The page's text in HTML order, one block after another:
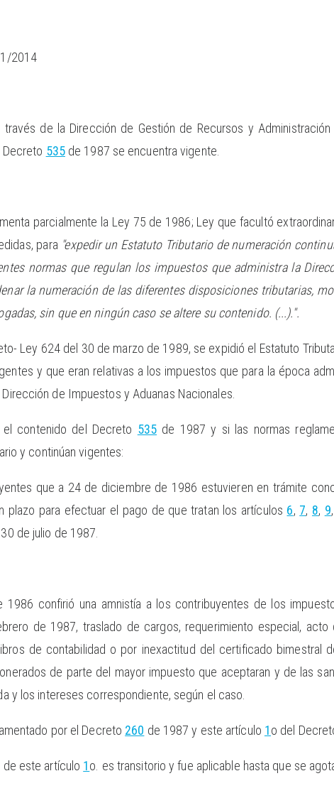
2014
de la Dirección de Gestión de Recursos y Administración
535de 1987 se encuentra vigente.
parcialmente la Ley 75 de 1986; Ley que facultó
para "expedir un Estatuto Tributario de numeración
normas que regulan los impuestos que administra la
la numeración de las diferentes disposiciones tributarias,
sin que en ningún caso se altere su contenido. (...).".
Ley 624 del 30 de marzo de 1989, se expidió el Estatuto
y que eran relativas a los impuestos que para la época
de Impuestos y Aduanas Nacionales.
contenido del Decreto 535 de 1987 y si las normas
y continúan vigentes:
que a 24 de diciembre de 1986 estuvieren en trámite
plazo para efectuar el pago de que tratan los artículos 6, 7, 8, 9,
de julio de 1987.
confirió una amnistía a los contribuyentes de los
de 1987, traslado de cargos, requerimiento especial, acto
de contabilidad o por inexactitud del certificado bimestral
de parte del mayor impuesto que aceptaran y de las
y los intereses correspondiente, según el caso.
por el Decreto 260 de 1987 y este artículo 1o del
de este artículo 1o. es transitorio y fue aplicable hasta que se